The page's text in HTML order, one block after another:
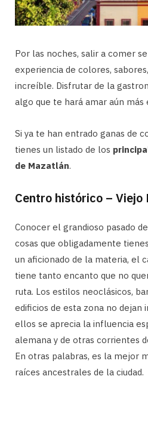
Por las noches, salir a comer
experiencia de colores,
increíble. Disfrutar de la
algo que te hará amar aún más
Si ya te han entrado ganas de
tienes un listado de los
de Mazatlán.
Centro histórico – Viejo
Conocer el grandioso pasado
cosas que obligadamente
un aficionado de la materia, el
tiene tanto encanto que no
ruta. Los estilos neoclásicos,
edificios de esta zona no dejan
ellos se aprecia la influencia
alemana y de otras corrientes
En otras palabras, es la mejor
raíces ancestrales de la ciudad.